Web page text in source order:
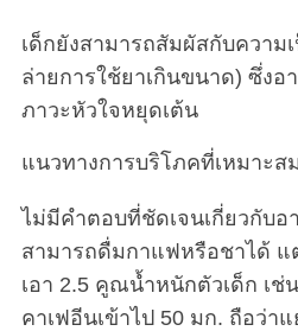
เด็กยังสามารถสัมผัสกับความ
ล่ายการใช้ยาเกินขนาด) ซึ่งอ
ภาวะหัวใจหยุดเต้น
แนวทางการบริโภคที่เหมาะส
ไม่มีคำตอบที่ชัดเจนเกี่ยวกับอ
สามารถดื่มกาแฟหรือชาได้ แ
เอา 2.5 คูณน้ำหนักตัวเด็ก เช่
คาเฟอีนเข้าไป 50 มก. ถือว่า